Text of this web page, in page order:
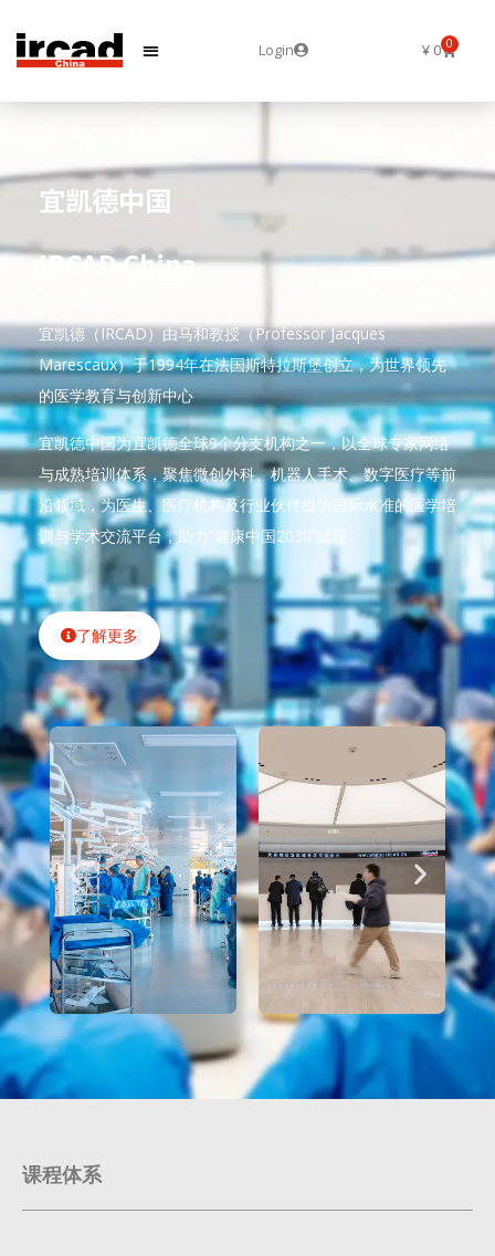
Login ¥0 0
宜凯德中国
IRCAD China
宜凯德（IRCAD）由马和教授（Professor Jacques
Marescaux）于1994年在法国斯特拉斯堡创立，为世界领先
的医学教育与创新中心
宜凯德中国为宜凯德全球9个分支机构之一，以全球专家网络
与成熟培训体系，聚焦微创外科、机器人手术、数字医疗等前
沿领域，为医生、医疗机构及行业伙伴提供国际水准的医学培
训与学术交流平台，助力“健康中国2030”建设
了解更多
课程体系